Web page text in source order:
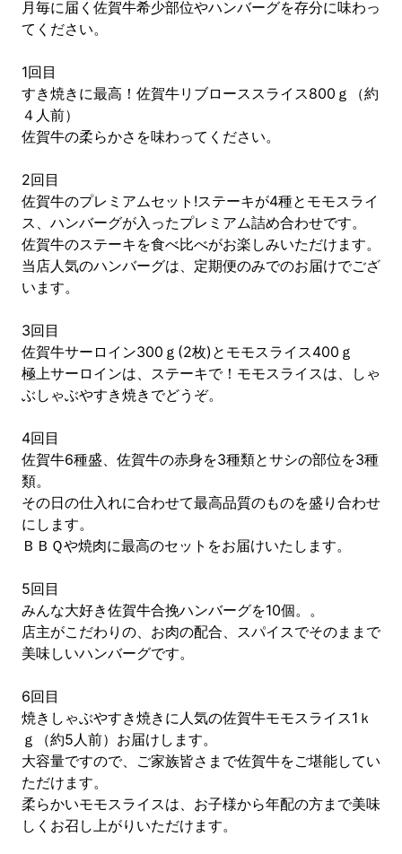
月毎に届く佐賀牛希少部位やハンバーグを存分に味わっ
てください。
1回目
すき焼きに最高！佐賀牛リブローススライス800ｇ（約
４人前）
佐賀牛の柔らかさを味わってください。
2回目
佐賀牛のプレミアムセット!ステーキが4種とモモスライ
ス、ハンバーグが入ったプレミアム詰め合わせです。
佐賀牛のステーキを食べ比べがお楽しみいただけます。
当店人気のハンバーグは、定期便のみでのお届けでござ
います。
3回目
佐賀牛サーロイン300ｇ(2枚)とモモスライス400ｇ
極上サーロインは、ステーキで！モモスライスは、しゃ
ぶしゃぶやすき焼きでどうぞ。
4回目
佐賀牛6種盛、佐賀牛の赤身を3種類とサシの部位を3種
類。
その日の仕入れに合わせて最高品質のものを盛り合わせ
にします。
ＢＢＱや焼肉に最高のセットをお届けいたします。
5回目
みんな大好き佐賀牛合挽ハンバーグを10個。。
店主がこだわりの、お肉の配合、スパイスでそのままで
美味しいハンバーグです。
6回目
焼きしゃぶやすき焼きに人気の佐賀牛モモスライス1ｋ
ｇ（約5人前）お届けします。
大容量ですので、ご家族皆さまで佐賀牛をご堪能してい
ただけます。
柔らかいモモスライスは、お子様から年配の方まで美味
しくお召し上がりいただけます。